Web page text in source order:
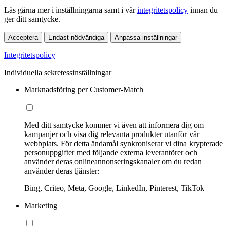
Läs gärna mer i inställningarna samt i vårintegritetspolicy innan du
ger ditt samtycke.
Acceptera Endast nödvändiga Anpassa inställningar
Integritetspolicy
Individuella sekretessinställningar
Marknadsföring per Customer-Match
Med ditt samtycke kommer vi även att informera dig om
kampanjer och visa dig relevanta produkter utanför vår
webbplats. För detta ändamål synkroniserar vi dina krypterade
personuppgifter med följande externa leverantörer och
använder deras onlineannonseringskanaler om du redan
använder deras tjänster:
Bing, Criteo, Meta, Google, LinkedIn, Pinterest, TikTok
Marketing